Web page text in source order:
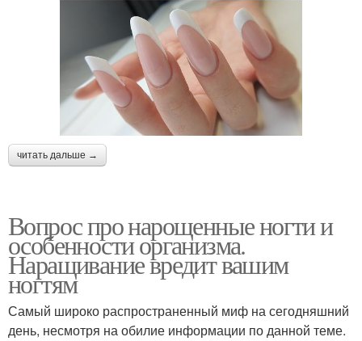
читать дальше →
Вопрос про нарощенные ногти и
особенности организма.
Наращивание вредит вашим
ногтям
Самый широко распространенный миф на сегодняшний
день, несмотря на обилие информации по данной теме.